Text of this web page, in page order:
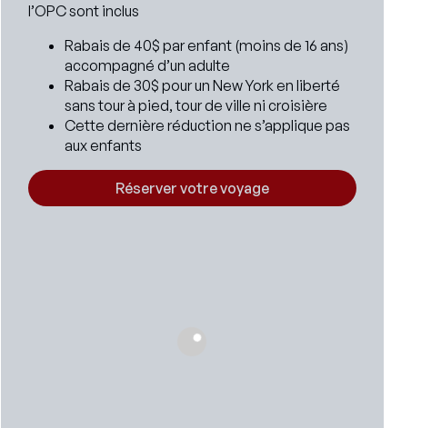
l’OPC sont inclus
Rabais de 40$ par enfant (moins de 16 ans)
accompagné d’un adulte
Rabais de 30$ pour un New York en liberté
sans tour à pied, tour de ville ni croisière
Cette dernière réduction ne s’applique pas
aux enfants